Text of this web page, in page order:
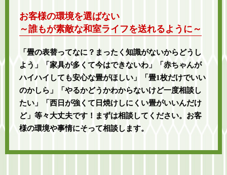
お客様の環境を選ばない
～誰もが素敵な和室ライフを送れるように～
「畳の表替ってなに？まったく知識がないからどうし
よう」「家具が多くて今はできないわ」「赤ちゃんが
ハイハイしても安心な畳がほしい」「畳1枚だけでいい
のかしら」「やるかどうかわからないけど一度相談し
たい」「西日が強くて日焼けしにくい畳がいいんだけ
ど」等々大丈夫です！まずは相談してください。お客
様の環境や事情にそって相談します。